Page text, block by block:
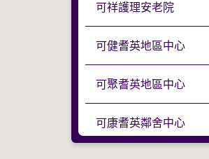
可祥護理安老院
可健耆英地區中心
可聚耆英地區中心
可康耆英鄰舍中心